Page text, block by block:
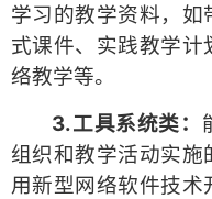
学习的教学资料，
式课件、实践教学计
络教学等。
3.工具系统类：
组织和教学活动实施
用新型网络软件技